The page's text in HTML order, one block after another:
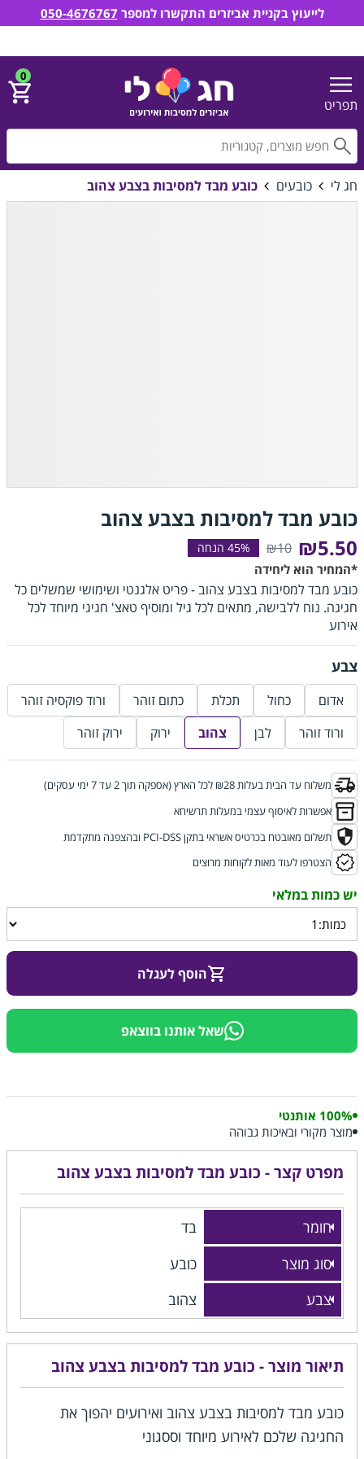
תפריט
0
חג לי כובעים כובע מבד למסיבות בצבע צהוב
כובע מבד למסיבות בצבע צהוב
₪5.50
₪10
*המחיר הוא ליחידה
כובע מבד למסיבות בצבע צהוב - פריט אלגנטי ושימושי שמשלים כל
חגיגה. נוח ללבישה, מתאים לכל גיל ומוסיף טאצ' חגיגי מיוחד לכל
אירוע
צבע
אדום כחול תכלת כתום זוהר
ורוד פוקסיה זוהר
ורוד זוהר
לבן צהוב ירוק ירוק זוהר
משלוח עד הבית בעלות ₪28 לכל הארץ (אספקה תוך 2 עד 7 ימי עסקים)
אפשרות לאיסוף עצמי במעלות תרשיחא
תשלום מאובטח בכרטיס אשראי בתקן PCI-DSS ובהצפנה מתקדמת
הצטרפו לעוד מאות לקוחות מרוצים
הוסף לעגלה
שאל אותנו בווצאפ
100% אותנטי
מוצר מקורי ובאיכות גבוהה
מפרט קצר - כובע מבד למסיבות בצבע צהוב
חומר
בד
סוג מוצר
כובע
צבע
צהוב
תיאור מוצר - כובע מבד למסיבות בצבע צהוב
כובע מבד למסיבות בצבע צהוב ואירועים יהפוך את
החגיגה שלכם לאירוע מיוחד וססגוני
לייעוץ בקניית אביזרים התקשרו למספר 050-4676767